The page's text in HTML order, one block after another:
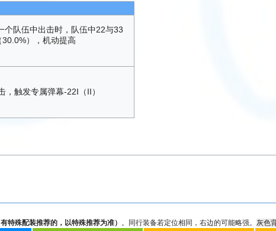
个队伍中出击时，队伍中22与33
），机动提高
，触发专属弹幕-22I（II）
有特殊配装推荐的，以特殊推荐为准） 。同行装备若定位相同，右边的可能略强。 灰色